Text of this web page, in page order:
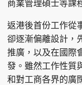
商業管理碩士等課
返港後首份工作從
卻逐漸偏離設計，
推廣，以及在國際
發。雖然工作性質
和對工商各界的廣